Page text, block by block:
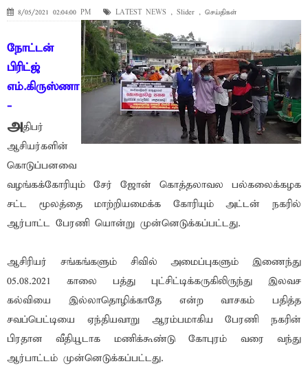
8/05/2021 02:04:00 PM LATEST NEWS , Slider , செய்திகள்
நோட்டன்
பிரிட்ஜ்
எம்.கிருஸ்ணா
-
அதிபர்
ஆசியர்களின்
கொடுப்பனவை
வழங்கக்கோரியும் சேர் ஜோன் கொத்தலாவல பல்கலைக்கழக
சட்ட மூலத்தை மாற்றியமைக்க கோரியும் அட்டன் நகரில்
ஆர்பாட்ட பேரணி யொன்று முன்னெடுக்கப்பட்டது.
ஆசிரியர் சங்கங்களும் சிவில் அமைப்புகளும் இணைந்து
05.08.2021 காலை பத்து புட்சிட்டிக்கருகிலிருந்து இலவச
கல்வியை இல்லாதொழிக்காதே என்ற வாசகம் பதித்த
சவப்பெட்டியை ஏந்தியவாறு ஆரம்பமாகிய பேரணி நகரின்
பிரதான வீதியூடாக மணிக்கூண்டு கோபுரம் வரை வந்து
ஆர்பாட்டம் முன்னெடுக்கப்பட்டது.